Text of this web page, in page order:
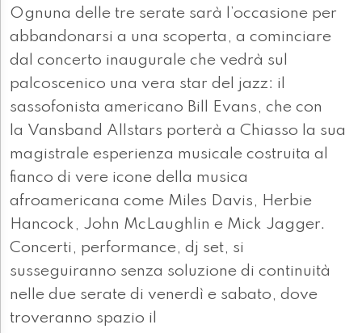
Ognuna delle tre serate sarà l’occasione per
abbandonarsi a una scoperta, a cominciare
dal concerto inaugurale che vedrà sul
palcoscenico una vera star del jazz: il
sassofonista americano Bill Evans, che con
la Vansband Allstars porterà a Chiasso la sua
magistrale esperienza musicale costruita al
fianco di vere icone della musica
afroamericana come Miles Davis, Herbie
Hancock, John McLaughlin e Mick Jagger.
Concerti, performance, dj set, si
susseguiranno senza soluzione di continuità
nelle due serate di venerdì e sabato, dove
troveranno spazio il